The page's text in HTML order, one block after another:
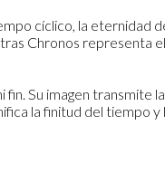
cíclico, la eternidad
Chronos representa
Su imagen transmite
la finitud del tiempo y